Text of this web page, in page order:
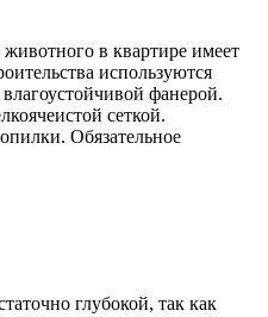
в квартире имеет
используются
фанерой.
сеткой.
Обязательное
глубокой, так как